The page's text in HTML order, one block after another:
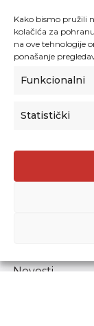
Kako bismo pružili
kolačića za
na ove tehnologije
ponašanje
Funkcionalni
Statistički
Agencija za
Donje Svetice
Prenošenje
Novosti